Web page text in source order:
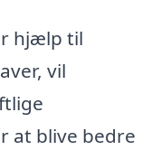
hjælp til
vil
at blive bedre